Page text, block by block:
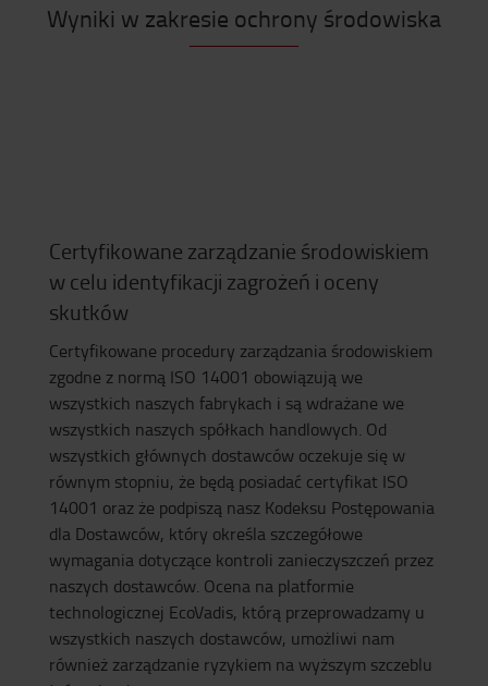
Wyniki w zakresie ochrony środowiska
Certyfikowane zarządzanie środowiskiem
w celu identyfikacji zagrożeń i oceny
skutków
Certyfikowane procedury zarządzania środowiskiem
zgodne z normą ISO 14001 obowiązują we
wszystkich naszych fabrykach i są wdrażane we
wszystkich naszych spółkach handlowych. Od
wszystkich głównych dostawców oczekuje się w
równym stopniu, że będą posiadać certyfikat ISO
14001 oraz że podpiszą nasz Kodeksu Postępowania
dla Dostawców, który określa szczegółowe
wymagania dotyczące kontroli zanieczyszczeń przez
naszych dostawców. Ocena na platformie
technologicznej EcoVadis, którą przeprowadzamy u
wszystkich naszych dostawców, umożliwi nam
również zarządzanie ryzykiem na wyższym szczeblu